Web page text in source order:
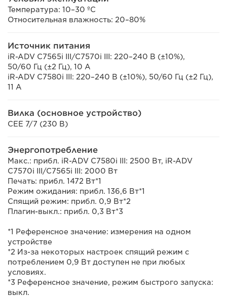
Температура: 10–30 ºC
Относительная влажность: 20–80%
Источник питания
iR-ADV C7565i III/C7570i III: 220–240 В (±10%),
50/60 Гц (±2 Гц), 10 А
iR-ADV C7580i III: 220–240 В (±10%), 50/60 Гц (±2 Гц),
11 А
Вилка (основное устройство)
CEE 7/7 (230 В)
Энергопотребление
Макс.: прибл. iR-ADV C7580i III: 2500 Вт, iR-ADV
C7570i III/C7565i III: 2000 Вт
Печать: прибл. 1472 Вт*1
Режим ожидания: прибл. 136,6 Вт*1
Спящий режим: прибл. 0,9 Вт*2
Плагин-выкл.: прибл. 0,3 Вт*3
*1 Референсное значение: измерения на одном
устройстве
*2 Из-за некоторых настроек спящий режим с
потреблением 0,9 Вт доступен не при любых
условиях.
*3 Референсное значение, режим быстрого запуска:
выкл.